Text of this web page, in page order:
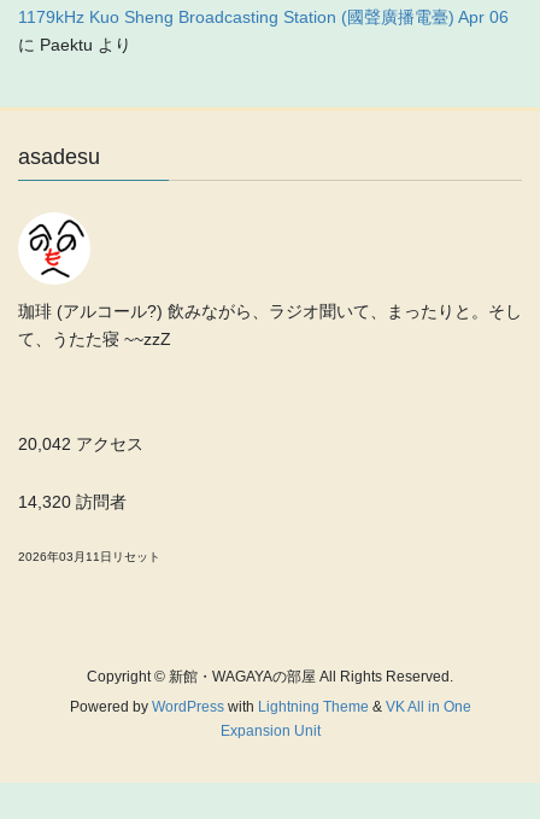
1179kHz Kuo Sheng Broadcasting Station (國聲廣播電臺) Apr 06
に Paektu より
asadesu
珈琲 (アルコール?) 飲みながら、ラジオ聞いて、まったりと。そし
て、うたた寝 ~~zzZ
20,042 アクセス
14,320 訪問者
2026年03月11日リセット
Copyright © 新館・WAGAYAの部屋 All Rights Reserved.
Powered by WordPresswith Lightning Theme & VK All in One
Expansion Unit